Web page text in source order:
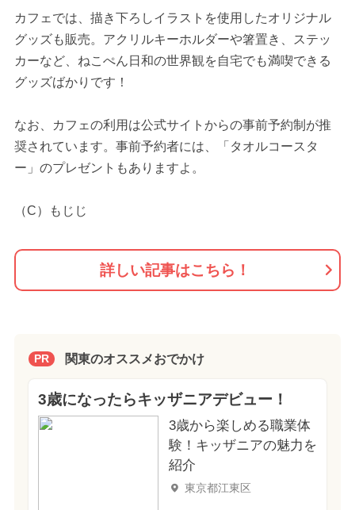
カフェでは、描き下ろしイラストを使用したオリジナル
グッズも販売。アクリルキーホルダーや箸置き、ステッ
カーなど、ねこぺん日和の世界観を自宅でも満喫できる
グッズばかりです！
なお、カフェの利用は公式サイトからの事前予約制が推
奨されています。事前予約者には、「タオルコースタ
ー」のプレゼントもありますよ。
（C）もじじ
詳しい記事はこちら！
PR 関東のオススメおでかけ
3歳になったらキッザニアデビュー！
3歳から楽しめる職業体
験！キッザニアの魅力を
紹介
東京都江東区